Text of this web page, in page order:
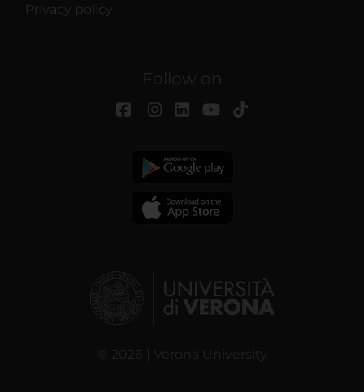
Privacy policy
Follow on
© 2026 | Verona University